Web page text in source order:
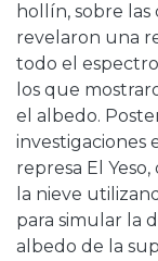
hollín, sobre
revelaron una
todo el
los que
el albedo.
investigaciones
represa El
la nieve
para simular la
albedo de la